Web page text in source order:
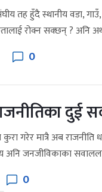
तह हुँदै स्थानीय वडा,
रोक्न सक्छन् ? अनि
0
दुई
गरेर मात्रै अब
अनि जनजीविकाका
0